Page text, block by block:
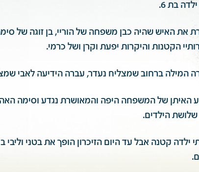
בת 6.
את האיש שהיה כבן משפחה של הוריי, בן זוגה של
הקטנות והיקרות יפעת וקרן ושל כרמי.
המילה ברחוב שמצליח נעדר, עברה הידיעה לאבי
האיתן של המשפחה היפה והמאושרת נגדע וסימה
הילדים.
ילדה קטנה אבל עד היום הזיכרון הופך את בטני